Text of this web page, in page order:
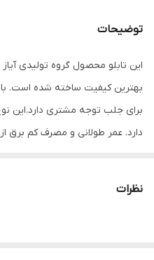
توضیحات
این تابلو محصول گروه تولیدی آیاز
بهترین کیفیت ساخته شده است.
برای جلب توجه مشتری دارد.این
دارد. عمر طولانی و مصرف کم برق
تابلو می تواند در هر موقعیتی که
نظرات